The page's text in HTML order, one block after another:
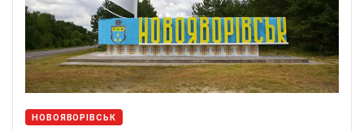
НОВОЯВОРІВСЬК